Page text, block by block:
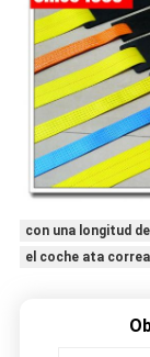
con una longitud
el coche ata